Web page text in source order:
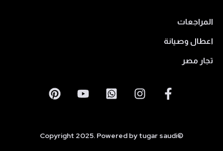
المراجعات
اعطال وصيانة
تجار مصر
©Copyright 2025. Powered by tugar saudi